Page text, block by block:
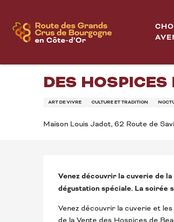
contenu
principal
Samedi 14 novembre de 18:00 à
DES
ART DE VIVRE CULTURE ET TRADITION
Maison Louis Jadot, 62 Route de
Venez découvrir la cuverie de
dégustation spéciale. La soirée
Venez découvrir la cuverie et
de la Vente des Hospices de